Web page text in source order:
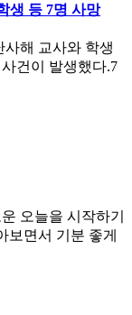
생 등 7명 사망
해 교사와 학생
건이 발생했다.7
오늘을 시작하기
보면서 기분 좋게